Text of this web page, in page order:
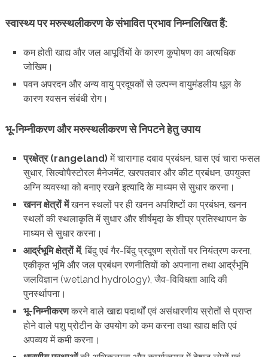
स्वास्थ्य पर मरुस्थलीकरण के संभावित प्रभाव निम्नलिखित हैं:
कम होती खाद्य और जल आपूर्तियों के कारण कुपोषण का अत्यधिक
जोखिम।
पवन अपरदन और अन्य वायु प्रदूषकों से उत्पन्न वायुमंडलीय धूल के
कारण श्वसन संबंधी रोग।
भू-निम्नीकरण और मरुस्थलीकरण से निपटने हेतु उपाय
प्रक्षेत्र (rangeland)में चारागाह दबाव प्रबंधन, घास एवं चारा फसल
सुधार, सिल्वोपैस्टोरल मैनेजमेंट, खरपतवार और कीट प्रबंधन, उपयुक्त
अग्नि व्यवस्था को बनाए रखने इत्यादि के माध्यम से सुधार करना।
खनन क्षेत्रों मेंखनन स्थलों पर ही खनन अपशिष्टों का प्रबंधन, खनन
स्थलों की स्थलाकृति में सुधार और शीर्षमृदा के शीघ्र प्रतिस्थापन के
माध्यम से सुधार करना।
आर्द्रभूमि क्षेत्रों में, बिंदु एवं गैर-बिंदु प्रदूषण स्रोतों पर नियंत्रण करना,
एकीकृत भूमि और जल प्रबंधन रणनीतियों को अपनाना तथा आर्द्रभूमि
जलविज्ञान (wetland hydrology), जैव-विविधता आदि की
पुनर्स्थापना।
भू-निम्नीकरणकरने वाले खाद्य पदार्थों एवं असंधारणीय स्रोतों से प्राप्त
होने वाले पशु प्रोटीन के उपयोग को कम करना तथा खाद्य क्षति एवं
अपव्यय में कमी करना।